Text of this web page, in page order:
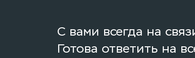
С вами всегда на
Готова ответить на